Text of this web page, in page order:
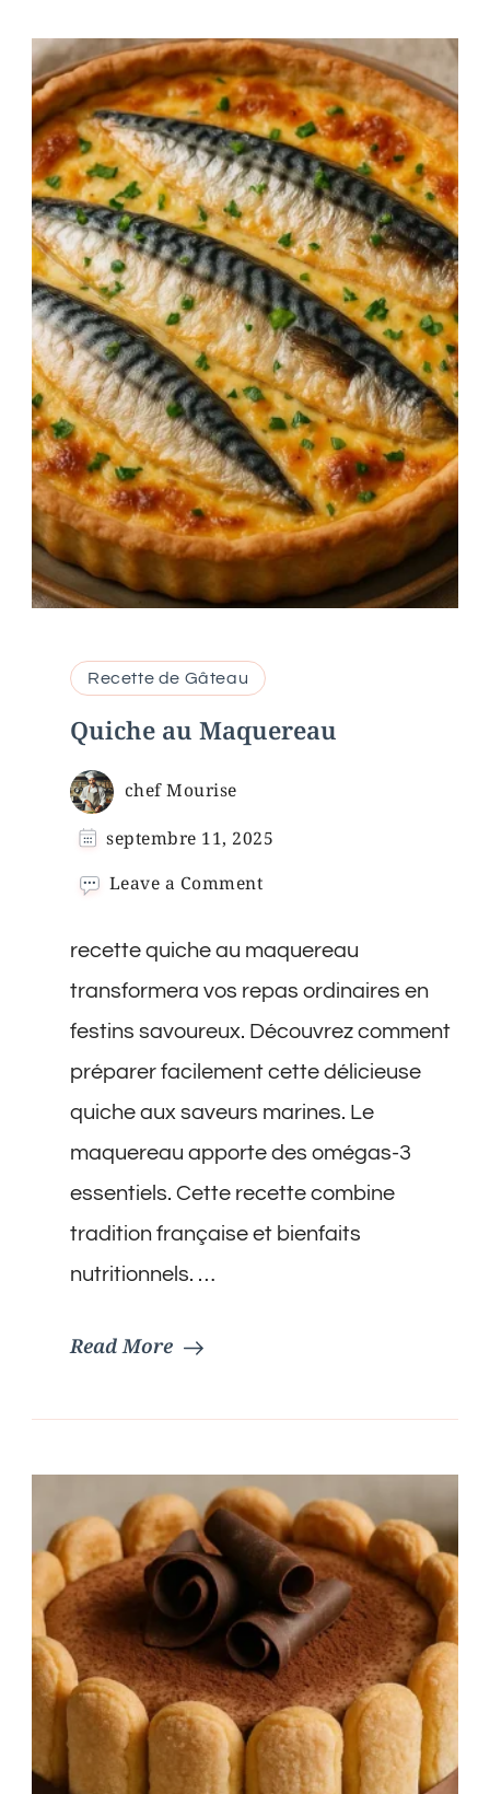
Recette de Gâteau
Quiche au Maquereau
chef Mourise
septembre 11, 2025
Leave a Commenton
Maquereau
recette quiche au maquereau
transformera vos repas ordinaires en
festins savoureux. Découvrez comment
préparer facilement cette délicieuse
quiche aux saveurs marines. Le
maquereau apporte des omégas-3
essentiels. Cette recette combine
tradition française et bienfaits
nutritionnels. …
Read More